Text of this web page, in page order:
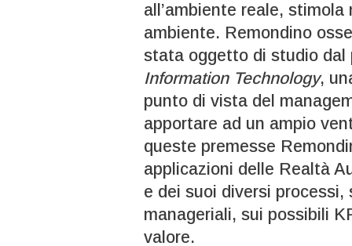
all’ambiente reale,
ambiente. Remondino
stata oggetto di studio dal
Information Technology,
punto di vista del
apportare ad un ampio
queste premesse
applicazioni delle Realtà
e dei suoi diversi
manageriali, sui possibili
valore.